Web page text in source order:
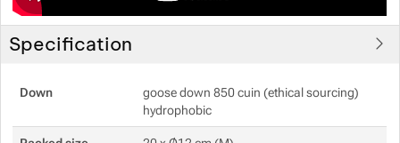
Specification
Down
goose down 850 cuin (ethical sourcing)
hydrophobic